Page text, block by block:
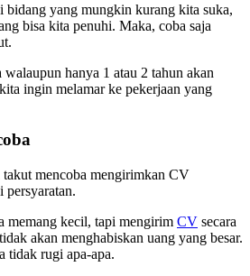
bidang yang mungkin kurang kita suka,
bisa kita penuhi. Maka, coba saja
hanya 1 atau 2 tahun akan
ingin melamar ke pekerjaan yang
mencoba mengirimkan CV
persyaratan.
memang kecil, tapi mengirim CV secara
akan menghabiskan uang yang besar.
tidak rugi apa-apa.